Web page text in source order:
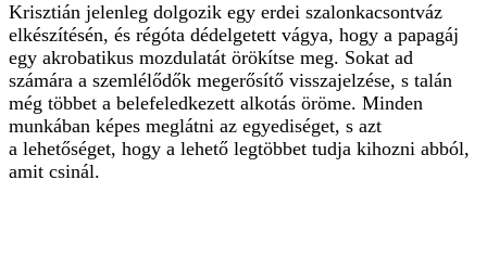
Krisztián jelenleg dolgozik egy erdei szalonkacsontváz
elkészítésén, és régóta dédelgetett vágya, hogy a papagáj
egy akrobatikus mozdulatát örökítse meg. Sokat ad
számára a szemlélődők megerősítő visszajelzése, s talán
még többet a belefeledkezett alkotás öröme. Minden
munkában képes meglátni az egyediséget, s azt
a lehetőséget, hogy a lehető legtöbbet tudja kihozni abból,
amit csinál.